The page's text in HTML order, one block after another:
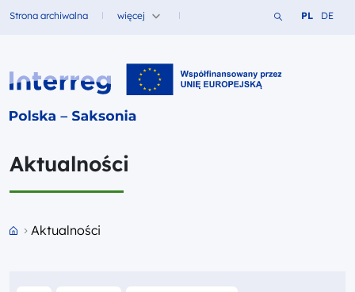
Fundusze dla
Strona archiwalna więcej Szukaj w
Zmień
PL Zmień
DE
Interreg PL-SN 2021-2027
Aktualności
Przejdź do strony głównej portalu
Aktualności